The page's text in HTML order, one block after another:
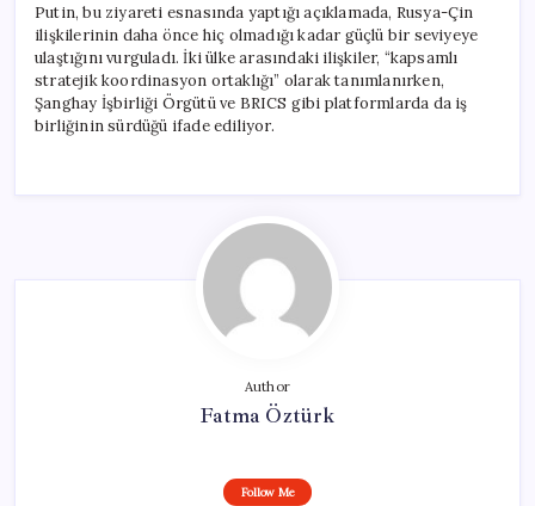
Putin, bu ziyareti esnasında yaptığı açıklamada, Rusya-Çin
ilişkilerinin daha önce hiç olmadığı kadar güçlü bir seviyeye
ulaştığını vurguladı. İki ülke arasındaki ilişkiler, “kapsamlı
stratejik koordinasyon ortaklığı” olarak tanımlanırken,
Şanghay İşbirliği Örgütü ve BRICS gibi platformlarda da iş
birliğinin sürdüğü ifade ediliyor.
Author
Fatma Öztürk
Follow Me